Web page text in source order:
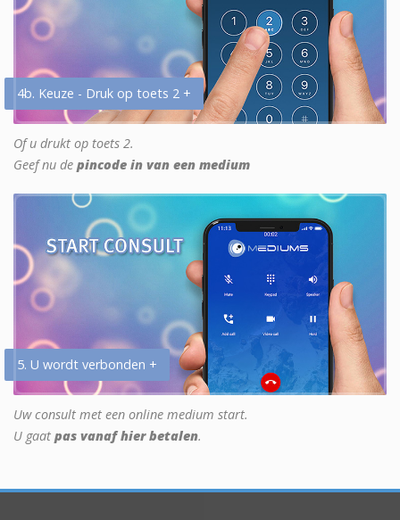
4b. Keuze - Druk op toets 2 +
Of u drukt op toets 2.
Geef nu de pincode in van een medium
5. U wordt verbonden +
Uw consult met een online medium start.
U gaat pas vanaf hier betalen.